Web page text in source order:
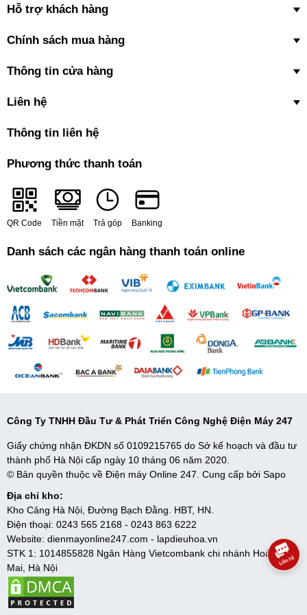
đang hoạt động, đảm bảo bếp vẫn hoạt động theo chế độ đã cài
đặt mà không bị ảnh hưởng do vô tình va chạm với bảng điều
khiển, an tâm hơn khi khu vực đun nấu có trẻ nhỏ.
Bếp từ đôi lắp âm ElectroluxEHI7280BB chỉ sử
dụng với nồi, chảo có đáy nhiễm từ: inox 430,
gang
Xem thêm:Bếp từ dùng nồi gì?
Lưu ý:
- Không dùng búi sắt cọ rửa bề mặt bếp để tránh gây trầy xước.
- Không sử dụng khi điện áp quá cao hoặc quá thấp.
Hỗ trợ khách hàng
Chính sách mua hàng
Thông tin cửa hàng
Liên hệ
Thông tin liên hệ
Phương thức thanh toán
QR Code Tiền mặt Trả góp Banking
Danh sách các ngân hàng thanh toán online
Công Ty TNHH Đầu Tư & Phát Triển Công Nghệ Điện Máy 247
Giấy chứng nhận ĐKDN số 0109215765 do Sở kế hoạch và đầu tư
thành phố Hà Nội cấp ngày 10 tháng 06 năm 2020.
© Bản quyền thuộc về Điện máy Online 247. Cung cấp bởi Sapo
Địa chỉ kho:
Kho Cảng Hà Nội, Đường Bạch Đằng. HBT, HN.
Điện thoại: 0243 565 2168 - 0243 863 6222
Website: dienmayonline247.com - lapdieuhoa.vn
STK 1: 1014855828 Ngân Hàng Vietcombank chi nhánh Hoàng
Mai, Hà Nội